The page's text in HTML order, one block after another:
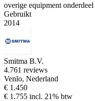
overige equipment onderdeel
Gebruikt
2014
Smitma B.V.
4.761 reviews
Venlo, Nederland
€ 1.450
€ 1.755 incl. 21% btw